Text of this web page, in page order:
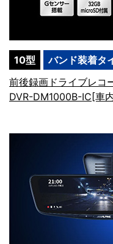
10型
バンド装着タ
前後録画ドライブレコ
DVR-DM1000B-IC[車